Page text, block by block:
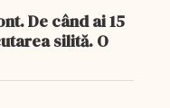
De când ai 15
silită. O